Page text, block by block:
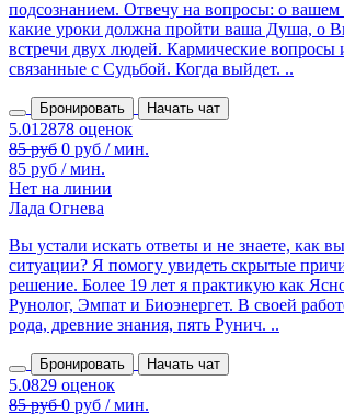
подсознанием. Отвечу на вопросы: о вашем
какие уроки должна пройти ваша Душа, о
встречи двух людей. Кармические вопросы
связанные с Судьбой. Когда выйдет. ..
Бронировать Начать чат
85 руб 0 руб / мин.
85 руб / мин.
Нет на линии
Лада Огнева
Вы устали искать ответы и не знаете, как
ситуации? Я помогу увидеть скрытые
решение. Более 19 лет я практикую как
Рунолог, Эмпат и Биоэнергет. В своей
рода, древние знания, пять Рунич. ..
Бронировать Начать чат